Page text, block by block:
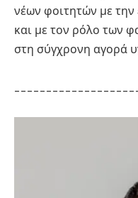
νέων φοιτητών με την
και με τον ρόλο των
στη σύγχρονη αγορά